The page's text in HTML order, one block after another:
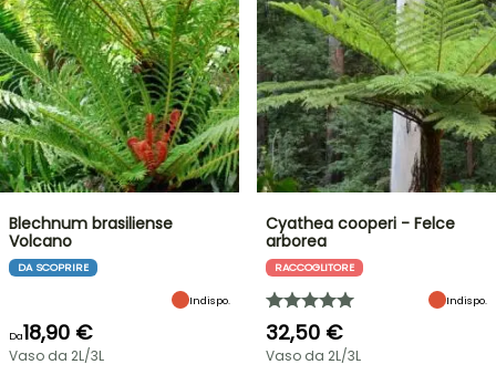
Blechnum brasiliense
Volcano
DA SCOPRIRE
Indispo.
Da18,90 €
Vaso da 2L/3L
Cyathea cooperi - Felce
arborea
RACCOGLITORE
Indispo.
32,50 €
Vaso da 2L/3L